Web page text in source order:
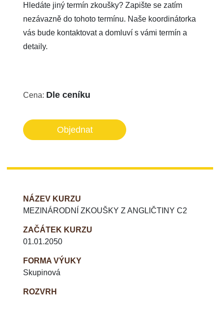
Hledáte jiný termín zkoušky? Zapište se zatím
nezávazně do tohoto termínu. Naše koordinátorka
vás bude kontaktovat a domluví s vámi termín a
detaily.
Cena: Dle ceníku
Objednat
NÁZEV KURZU
MEZINÁRODNÍ ZKOUŠKY Z ANGLIČTINY C2
ZAČÁTEK KURZU
01.01.2050
FORMA VÝUKY
Skupinová
ROZVRH